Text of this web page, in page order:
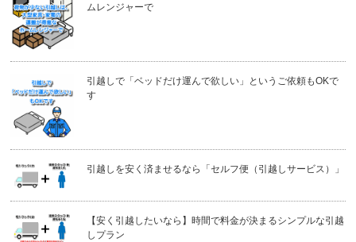
ムレンジャーで
引越しで「ベッドだけ運んで欲しい」というご依頼もOKで
す
引越しを安く済ませるなら「セルフ便（引越しサービス）」
【安く引越したいなら】時間で料金が決まるシンプルな引越
しプラン